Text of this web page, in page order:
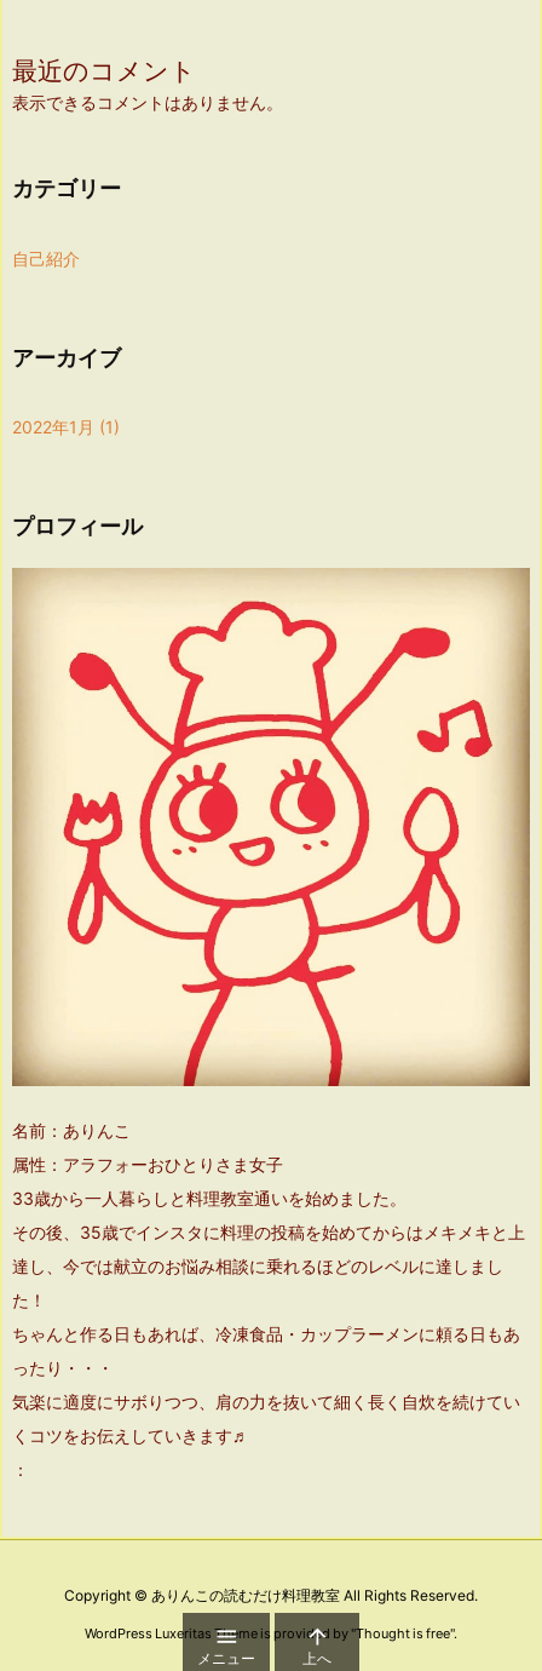
最近のコメント
表示できるコメントはありません。
カテゴリー
自己紹介
アーカイブ
2022年1月 (1)
プロフィール
名前：ありんこ
属性：アラフォーおひとりさま女子
33歳から一人暮らしと料理教室通いを始めました。
その後、35歳でインスタに料理の投稿を始めてからはメキメキと上
達し、今では献立のお悩み相談に乗れるほどのレベルに達しまし
た！
ちゃんと作る日もあれば、冷凍食品・カップラーメンに頼る日もあ
ったり・・・
気楽に適度にサボりつつ、肩の力を抜いて細く長く自炊を続けてい
くコツをお伝えしていきます♬
：
Copyright © ありんこの読むだけ料理教室 All Rights Reserved.
WordPress Luxeritas Theme is provided by "Thought is free".

メニュー

上へ